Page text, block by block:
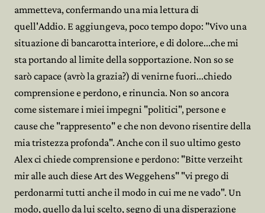
ammetteva, confermando una mia lettura di
quell'Addio. E aggiungeva, poco tempo dopo: "Vivo una
situazione di bancarotta interiore, e di dolore...che mi
sta portando al limite della sopportazione. Non so se
sarò capace (avrò la grazia?) di venirne fuori...chiedo
comprensione e perdono, e rinuncia. Non so ancora
come sistemare i miei impegni "politici", persone e
cause che "rappresento" e che non devono risentire della
mia tristezza profonda". Anche con il suo ultimo gesto
Alex ci chiede comprensione e perdono: "Bitte verzeiht
mir alle auch diese Art des Weggehens" "vi prego di
perdonarmi tutti anche il modo in cui me ne vado". Un
modo, quello da lui scelto, segno di una disperazione